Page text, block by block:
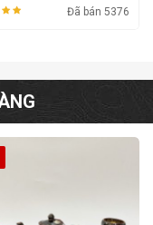
ACVK27 -Đã bán 5376